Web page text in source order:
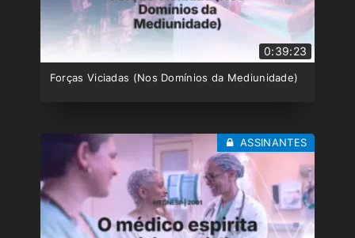
0:39:23
Forças Viciadas (Nos Domínios da Mediunidade)
ASSINANTES